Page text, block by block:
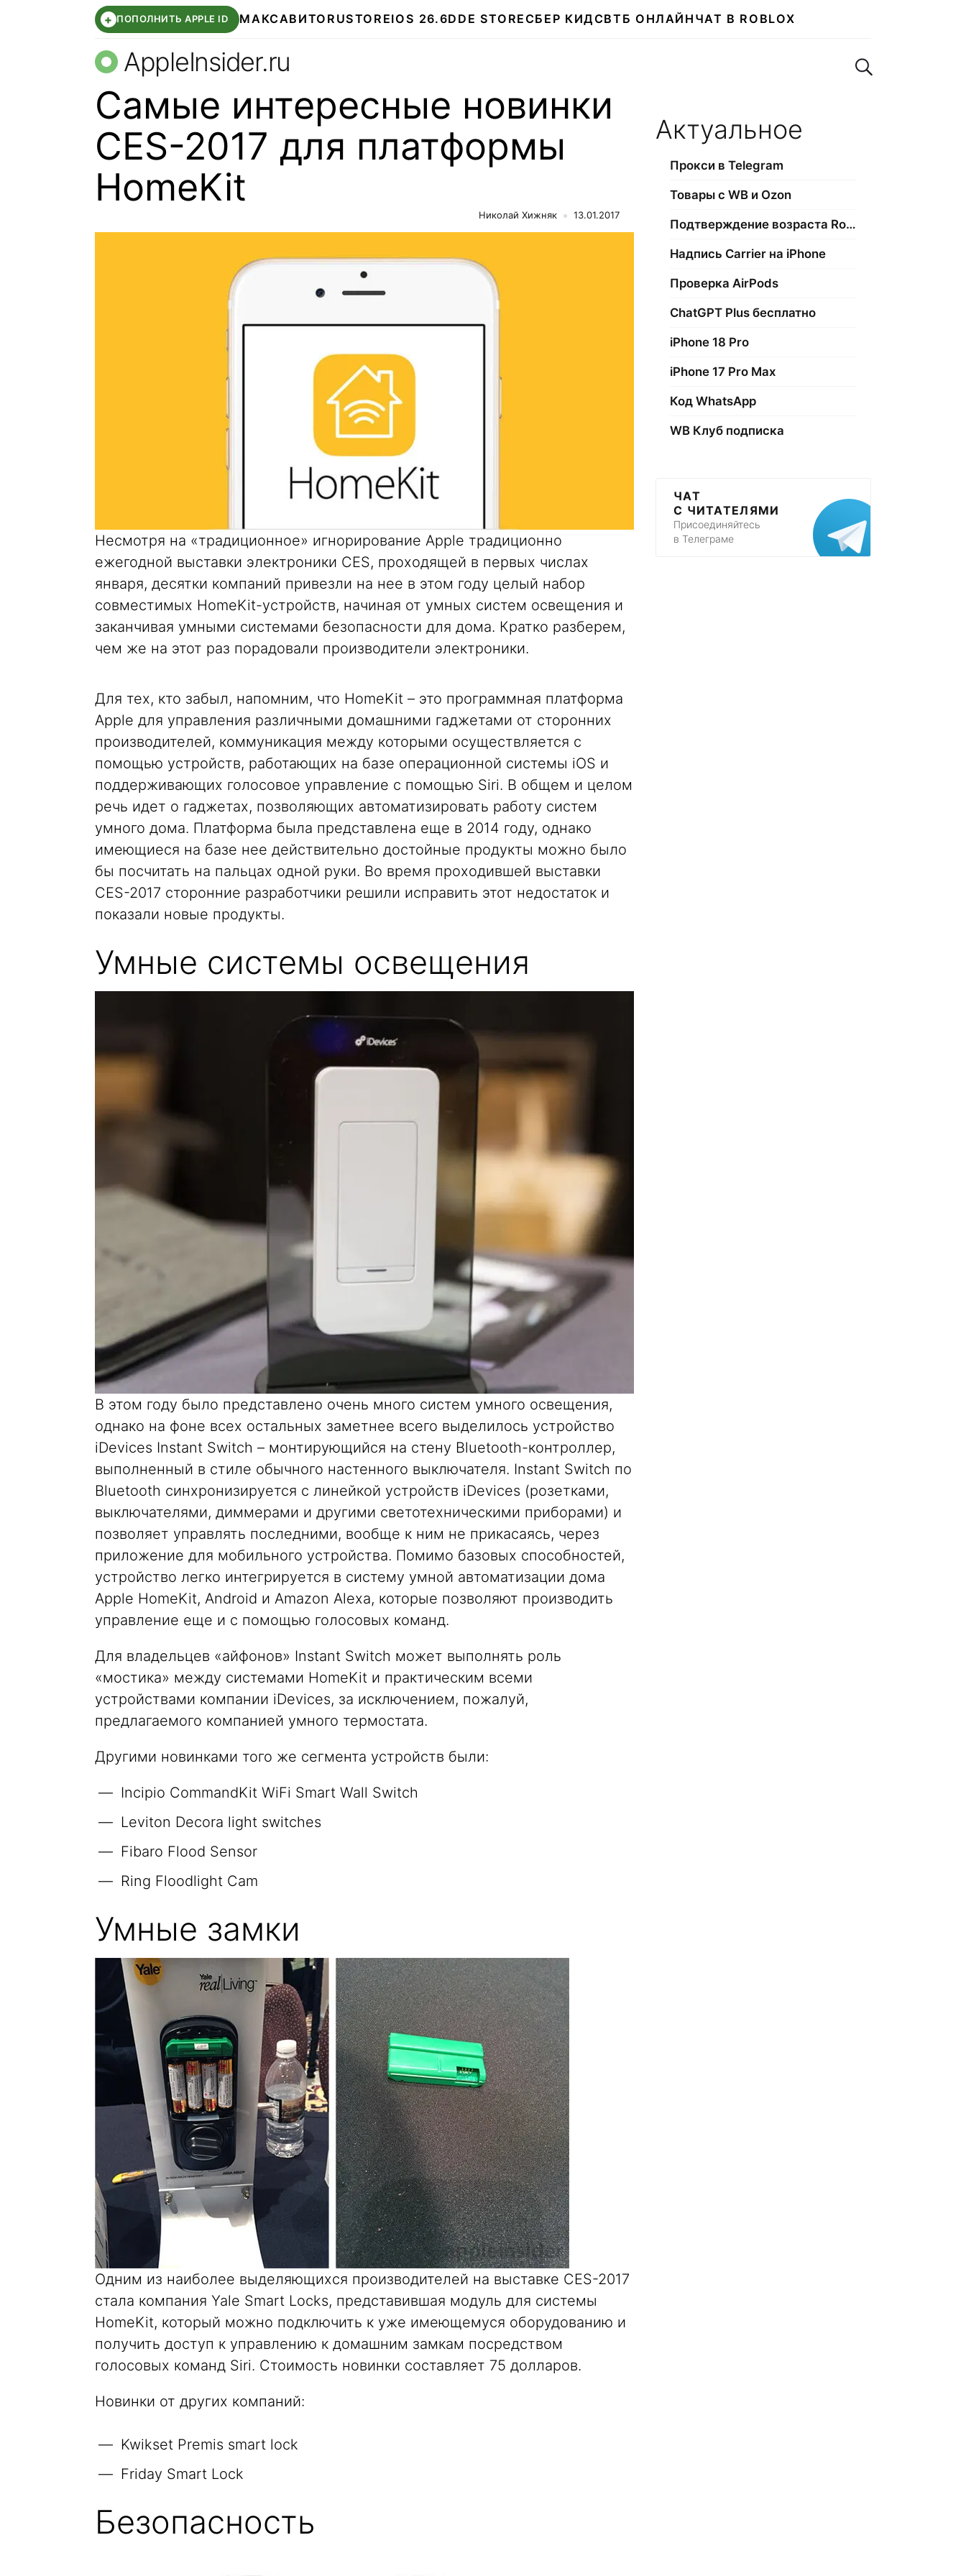
+ ПОПОЛНИТЬ APPLE ID МАКСАВИТО RUSTOREIOS 26.6DDE STORE СБЕР КИДСВТБ ОНЛАЙН ЧАТ В ROBLOX
AppleInsider.ru Поиск по сайту
Самые интересные новинки
CES-2017 для платформы
HomeKit
Николай Хижняк 13.01.2017
Несмотря на «традиционное» игнорирование Apple традиционно
ежегодной выставки электроники CES, проходящей в первых числах
января, десятки компаний привезли на нее в этом году целый набор
совместимых HomeKit-устройств, начиная от умных систем освещения и
заканчивая умными системами безопасности для дома. Кратко разберем,
чем же на этот раз порадовали производители электроники.
Для тех, кто забыл, напомним, что HomeKit – это программная платформа
Apple для управления различными домашними гаджетами от сторонних
производителей, коммуникация между которыми осуществляется с
помощью устройств, работающих на базе операционной системы iOS и
поддерживающих голосовое управление с помощью Siri. В общем и целом
речь идет о гаджетах, позволяющих автоматизировать работу систем
умного дома. Платформа была представлена еще в 2014 году, однако
имеющиеся на базе нее действительно достойные продукты можно было
бы посчитать на пальцах одной руки. Во время проходившей выставки
CES-2017 сторонние разработчики решили исправить этот недостаток и
показали новые продукты.
Умные системы освещения
В этом году было представлено очень много систем умного освещения,
однако на фоне всех остальных заметнее всего выделилось устройство
iDevices Instant Switch – монтирующийся на стену Bluetooth-контроллер,
выполненный в стиле обычного настенного выключателя. Instant Switch по
Bluetooth синхронизируется с линейкой устройств iDevices (розетками,
выключателями, диммерами и другими светотехническими приборами) и
позволяет управлять последними, вообще к ним не прикасаясь, через
приложение для мобильного устройства. Помимо базовых способностей,
устройство легко интегрируется в систему умной автоматизации дома
Apple HomeKit, Android и Amazon Alexa, которые позволяют производить
управление еще и с помощью голосовых команд.
Для владельцев «айфонов» Instant Switch может выполнять роль
«мостика» между системами HomeKit и практическим всеми
устройствами компании iDevices, за исключением, пожалуй,
предлагаемого компанией умного термостата.
Другими новинками того же сегмента устройств были:
Incipio CommandKit WiFi Smart Wall Switch
Leviton Decora light switches
Fibaro Flood Sensor
Ring Floodlight Cam
Умные замки
Одним из наиболее выделяющихся производителей на выставке CES-2017
стала компания Yale Smart Locks, представившая модуль для системы
HomeKit, который можно подключить к уже имеющемуся оборудованию и
получить доступ к управлению к домашним замкам посредством
голосовых команд Siri. Стоимость новинки составляет 75 долларов.
Новинки от других компаний:
Kwikset Premis smart lock
Friday Smart Lock
Безопасность
Актуальное
Прокси в Telegram
Товары с WB и Ozon
Подтверждение возраста Roblox
Надпись Carrier на iPhone
Проверка AirPods
ChatGPT Plus бесплатно
iPhone 18 Pro
iPhone 17 Pro Max
Код WhatsApp
WB Клуб подписка
ЧАТ
С ЧИТАТЕЛЯМИ
Присоединяйтесь
в Телеграме